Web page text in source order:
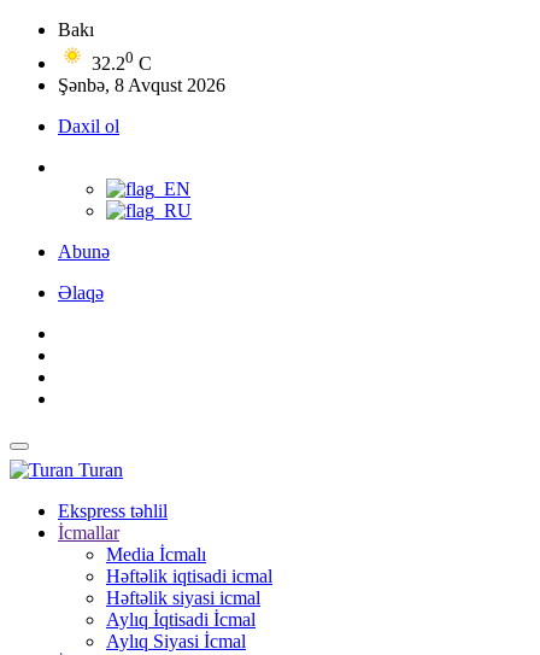
Bakı
32.20 C
Şənbə, 8 Avqust 2026
Daxil ol
Abunə
Əlaqə
Turan
Ekspress təhlil
İcmallar
Media İcmalı
Həftəlik iqtisadi icmal
Həftəlik siyasi icmal
Aylıq İqtisadi İcmal
Aylıq Siyasi İcmal